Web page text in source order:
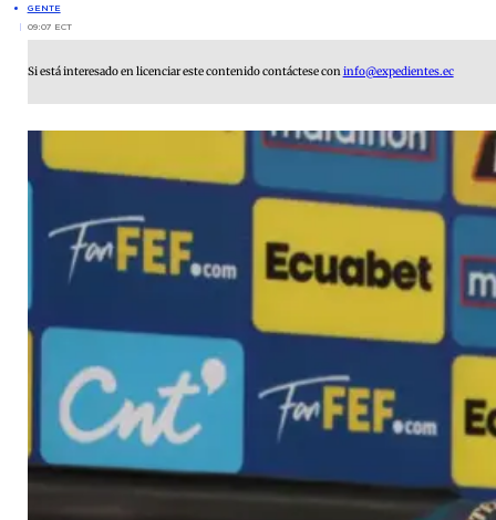
GENTE
09:07 ECT
Si está interesado en licenciar este contenido contáctese coninfo@expedientes.ec